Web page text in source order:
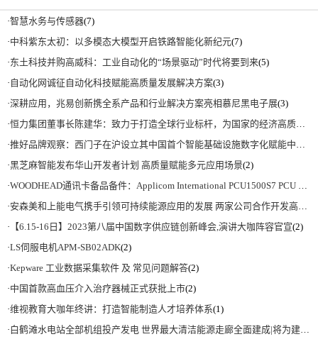
·智慧水务与传感器(7)
·中科紫东太初：以多模态大模型开启铁路智能化新纪元(7)
·东土科技并购高威科：工业自动化的“场景驱动”时代将要到来(5)
· 自动化网诚征自动化科技赋能高质量发展解决方案(3)
·深耕应用，兆易创新携全系产品和行业解决方案亮相慕尼黑电子展(3)
·恒力集团董事长陈建华：致力于打造全球行业标杆，为国家的经济高质量发展贡献更大力量|上海电气集团党委书记、董事长吴磊来访
·推好品牌观察：西门子在沪设立其中国首个智能基础设施数字化赋能中心
·黑芝麻智能发布华山开发者计划 高质量赋能多元应用场景(2)
·WOODHEAD通讯卡备品备件：Applicom International PCU1500S7 PCU 1500 S7 V4.5.0
·安森美和上能电气携手引领可持续能源应用的发展 两家公司合作开发高性能储能和太阳能组串式逆变器方案 以实现可持续的未来
· 【6.15-16日】2023第八届中国数字供应链创新峰会,演讲大咖阵容官宣(2)
·LS伺服电机APM-SB02ADK(2)
·Kepware 工业数据采集软件 及 常见问题解答(2)
·中国首款高血压介入治疗器械正式获批上市(2)
·维视教育大咖年终讲：打造智能制造人才培养体系(1)
·白鹤滩水电站全部机组投产发电 世界最大清洁能源走廊全面建成|将为建设新型能源体系、保障国家能源安全、实现“双碳”目标提供有力支撑